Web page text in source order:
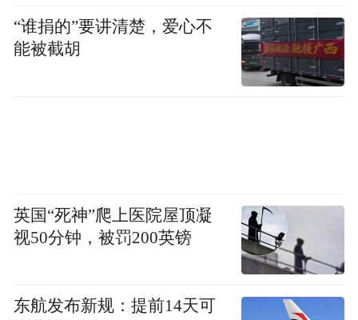
“特别声明：以上作品内容(包括在内的视频、图片或音
space services.”
“谁捐的”要讲清楚，爱心不
能被截胡
英国“死神”爬上医院屋顶凝
视50分钟，被罚200英镑
东航发布新规：提前14天可